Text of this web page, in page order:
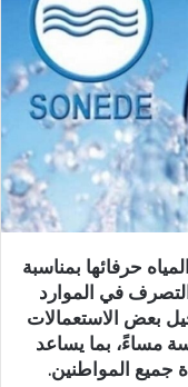
حرفائها بمناسبة
في الموارد
بعض الاستعمالات
مساءً، بما يساعد
جميع المواطنين.